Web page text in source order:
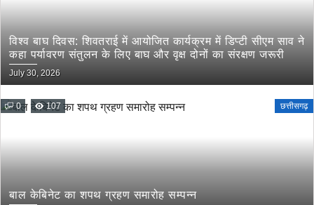
विश्व बाघ दिवस: शिवतराई में आयोजित कार्यक्रम में डिप्टी सीएम साव ने
कहा पर्यावरण संतुलन के लिए बाघ और वृक्ष दोनों का संरक्षण जरूरी
July 30, 2026
0 107 छत्तीसगढ़
बाल केबिनेट का शपथ ग्रहण समारोह सम्पन्न